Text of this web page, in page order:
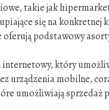
takie jak
się na
oferują podstawowy
który
urządzenia mobilne,
umożliwiają sprzedaż